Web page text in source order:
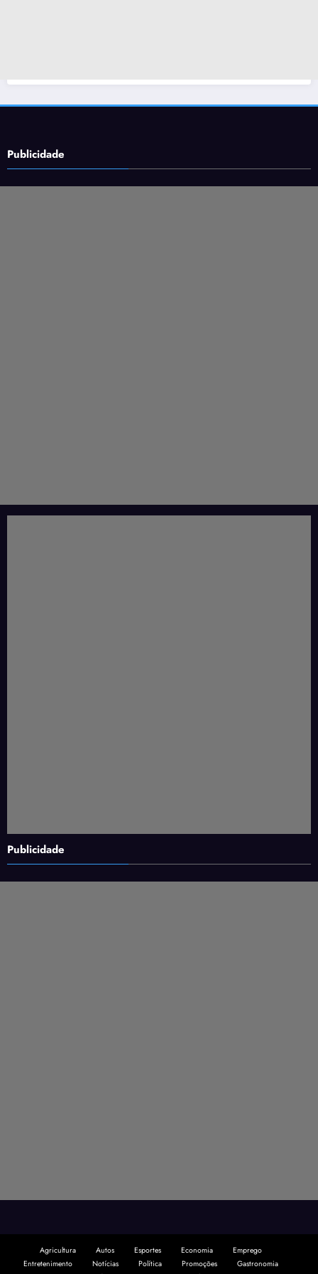
Publicidade
Publicidade
Agricultura Autos Esportes Economia
Emprego
Entretenimento
Notícias Política Promoções
Gastronomia